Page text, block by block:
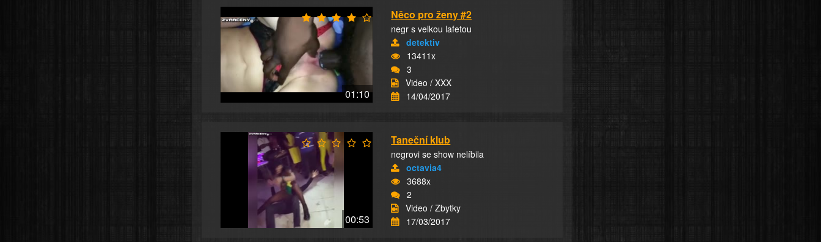
01:10
Něco pro ženy #2
negr s velkou lafetou
detektiv
13411x
3
Video / XXX
14/04/2017
00:53
Taneční klub
negrovi se show nelíbila
octavia4
3688x
2
Video / Zbytky
17/03/2017